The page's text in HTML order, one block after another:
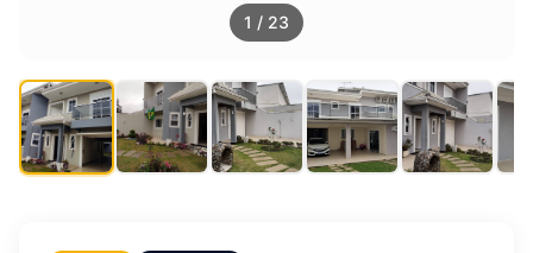
1 / 23